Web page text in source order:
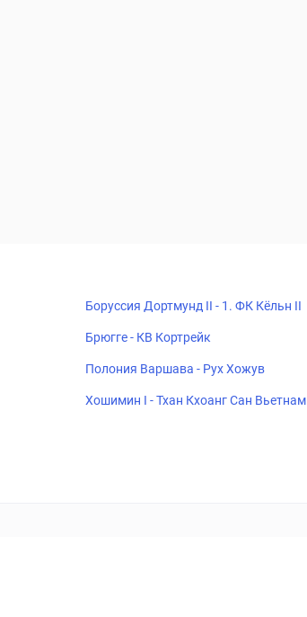
Боруссия Дортмунд II - 1. ФК Кёльн II
Брюгге - КВ Кортрейк
Полония Варшава - Рух Хожув
Хошимин I - Тхан Кхоанг Сан Вьетнам